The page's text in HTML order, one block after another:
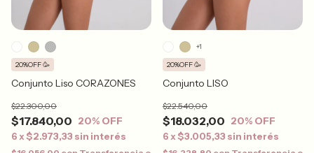
Conjunto Liso CORAZONES
$17.840,00
$22.300,00
20% OFF
6 x$2.973,33 sin interés
20%OFF 🥳
Conjunto LISO
$18.032,00
$22.540,00
20% OFF
6 x$3.005,33 sin interés
20%OFF 🥳
+1